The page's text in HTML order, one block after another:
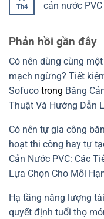
co
giãn
đúng
để
chọn
băng
chi
tiết
kết
cấu
cần
tránh
luận
ở
nhựa
nguyên
sinh:
Giải
pháp
xanh
cho
xây
dựng
bền
Th4
cản nước PVC
luận
ở
Cách
xử
lý
rò
rỉ
nước
mạch
ngừng
lắp
băng
cản
nước
PVC
Phản hồi gần đây
Có nên dùng cùng
mạch ngừng? Tiết
Sofuco trong Băng
Thuật Và Hướng Dẫn
Có nên tự gia công
hoạt thi công hay tự
Cản Nước PVC: Các
Lựa Chọn Cho Mỗi
Hạ tầng năng lượng
quyết định tuổi thọ